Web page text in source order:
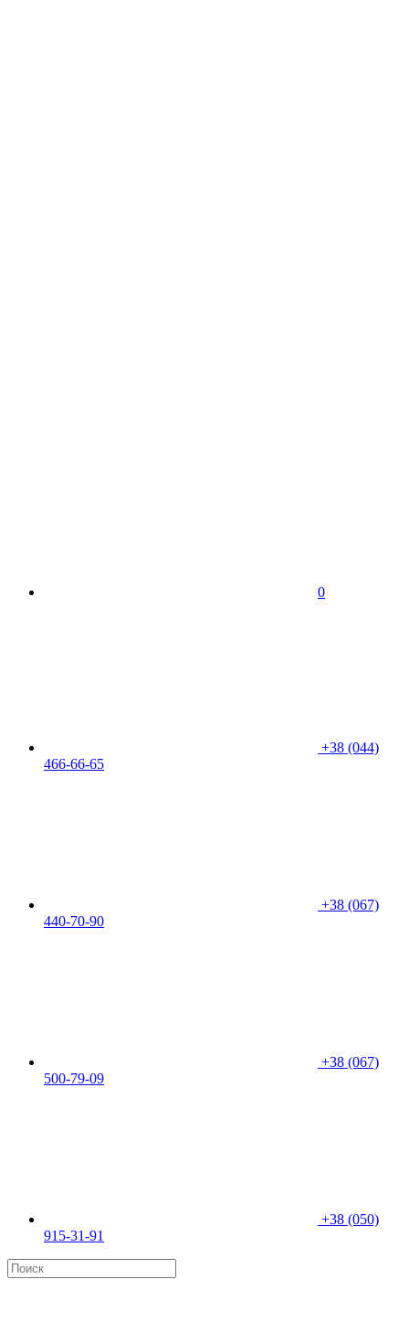
0
+38 (044)
466-66-65
+38 (067)
440-70-90
+38 (067)
500-79-09
+38 (050)
915-31-91